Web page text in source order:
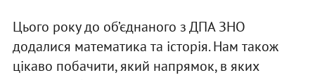
Цього року до об’єднаного з ДПА ЗНО
додалися математика та історія. Нам також
цікаво побачити, який напрямок, в яких